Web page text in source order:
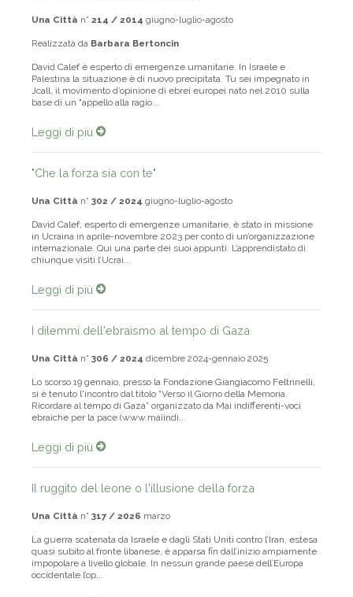
Una Città n° 214 / 2014 giugno-luglio-agosto
Realizzata da Barbara Bertoncin
David Calef è esperto di emergenze umanitarie. In Israele e
Palestina la situazione è di nuovo precipitata. Tu sei impegnato in
Jcall, il movimento d’opinione di ebrei europei nato nel 2010 sulla
base di un "appello alla ragio...
Leggi di più
"Che la forza sia con te"
Una Città n° 302 / 2024 giugno-luglio-agosto
David Calef, esperto di emergenze umanitarie, è stato in missione
in Ucraina in aprile-novembre 2023 per conto di un’organizzazione
internazionale. Qui una parte dei suoi appunti. L’apprendistato di
chiunque visiti l’Ucrai­...
Leggi di più
I dilemmi dell'ebraismo al tempo di Gaza
Una Città n° 306 / 2024 dicembre 2024-gennaio 2025
Lo scorso 19 gennaio, presso la Fondazione Giangiacomo Feltrinelli,
si è tenuto l'incontro dal titolo “Verso il Giorno della Memoria.
Ricordare al tempo di Gaza” organizzato da Mai indifferenti-voci
ebraiche per la pace (www.maiindi...
Leggi di più
Il ruggito del leone o l'illusione della forza
Una Città n° 317 / 2026 marzo
La guerra scatenata da Israele e dagli Stati Uniti contro l’Iran, estesa
quasi subito al fronte libanese, è apparsa fin dall’inizio ampiamente
impopolare a livello globale. In nessun grande paese dell’Europa
occidentale l’op...